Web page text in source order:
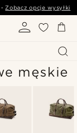
-Zobacz opcje wysyłki
męskie